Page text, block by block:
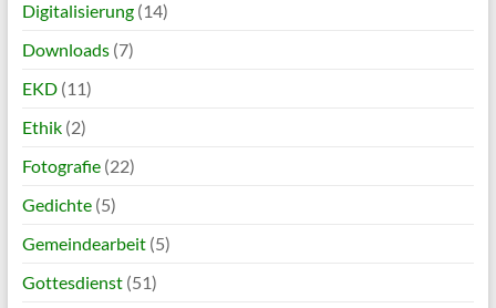
Digitalisierung(14)
Downloads(7)
EKD(11)
Ethik(2)
Fotografie(22)
Gedichte(5)
Gemeindearbeit(5)
Gottesdienst(51)